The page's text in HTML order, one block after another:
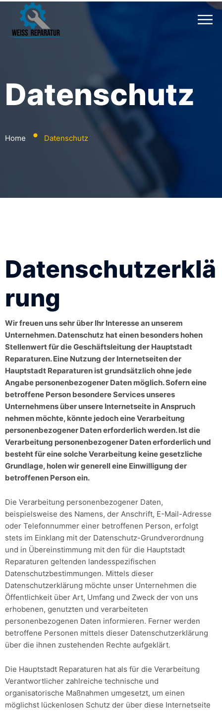
Datenschutz
Home ⬤ Datenschutz
Datenschutzerklä
Rung
Wir freuen uns sehr über Ihr Interesse an unserem
Unternehmen. Datenschutz hat einen besonders hohen
Stellenwert für die Geschäftsleitung der Hauptstadt
Reparaturen. Eine Nutzung der Internetseiten der
Hauptstadt Reparaturen ist grundsätzlich ohne jede
Angabe personenbezogener Daten möglich. Sofern eine
betroffene Person besondere Services unseres
Unternehmens über unsere Internetseite in Anspruch
nehmen möchte, könnte jedoch eine Verarbeitung
personenbezogener Daten erforderlich werden. Ist die
Verarbeitung personenbezogener Daten erforderlich und
besteht für eine solche Verarbeitung keine gesetzliche
Grundlage, holen wir generell eine Einwilligung der
betroffenen Person ein.
Die Verarbeitung personenbezogener Daten,
beispielsweise des Namens, der Anschrift, E-Mail-Adresse
oder Telefonnummer einer betroffenen Person, erfolgt
stets im Einklang mit der Datenschutz-Grundverordnung
und in Übereinstimmung mit den für die Hauptstadt
Reparaturen geltenden landesspezifischen
Datenschutzbestimmungen. Mittels dieser
Datenschutzerklärung möchte unser Unternehmen die
Öffentlichkeit über Art, Umfang und Zweck der von uns
erhobenen, genutzten und verarbeiteten
personenbezogenen Daten informieren. Ferner werden
betroffene Personen mittels dieser Datenschutzerklärung
über die ihnen zustehenden Rechte aufgeklärt.
Die Hauptstadt Reparaturen hat als für die Verarbeitung
Verantwortlicher zahlreiche technische und
organisatorische Maßnahmen umgesetzt, um einen
möglichst lückenlosen Schutz der über diese Internetseite